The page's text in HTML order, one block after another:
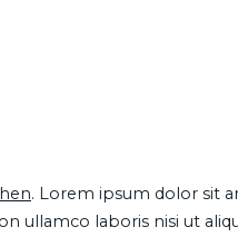
. Lorem ipsum dolor sit
ullamco laboris nisi ut